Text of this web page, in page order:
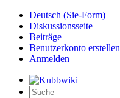
Deutsch (Sie-Form)‎
Diskussionsseite
Beiträge
Benutzerkonto erstellen
Anmelden